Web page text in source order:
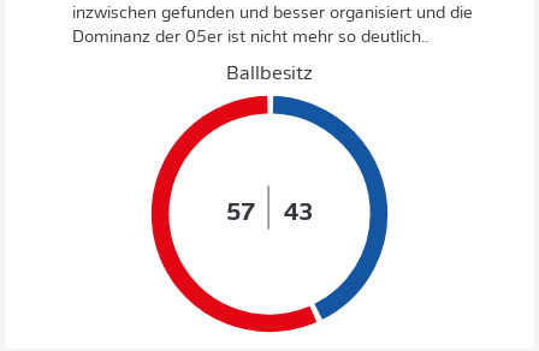
inzwischen gefunden und besser organisiert und die
Dominanz der 05er ist nicht mehr so deutlich..
Ballbesitz
57 43